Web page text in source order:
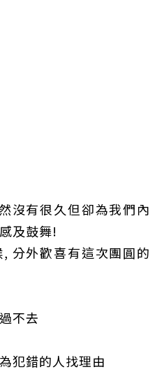
沒有很久但卻為我們內
及鼓舞!
分外歡喜有這次團圓的
不去
犯錯的人找理由